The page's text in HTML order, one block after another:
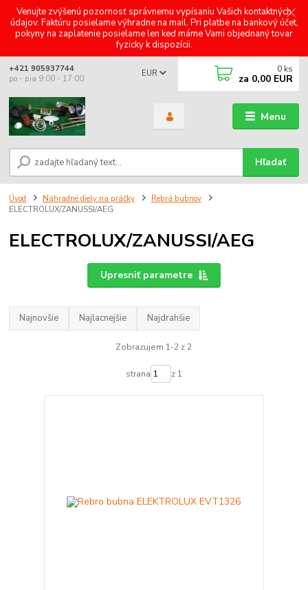
Venujte zvýšenú pozornosť správnemu vypísaniu Vašich kontaktných
údajov. Faktúru posielame výhradne na mail. Pri platbe na bankový účet,
pokyny na zaplatenie posielame len keď máme Vami objednaný tovar
fyzicky k dispozícii.
Menu
EUR
Hľadať
+421 905937744
po - pia 9:00 - 17:00
0 ks
za 0,00 EUR
Úvod Náhradné diely na práčky
Rebrá bubnov
ELECTROLUX/ZANUSSI/AEG
ELECTROLUX/ZANUSSI/AEG
Upresniť parametre
Najnovšie Najlacnejšie Najdrahšie
Zobrazujem 1-2 z 2
strana z 1